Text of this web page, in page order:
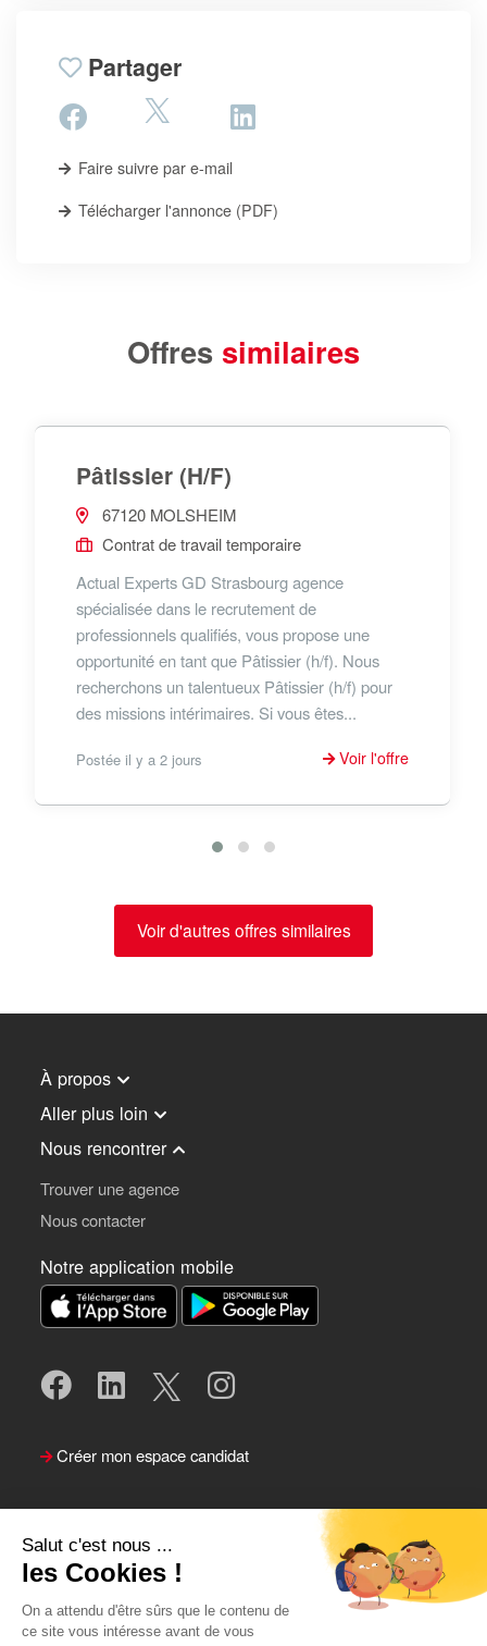
Salut c'est nous ...
les Cookies !
On a attendu d'être sûrs que le contenu de
ce site vous intéresse avant de vous
Partager
Faire suivre par e-mail
Télécharger l'annonce (PDF)
Offres similaires
Pâtissier (H/F)
67120 MOLSHEIM
Contrat de travail temporaire
Actual Experts GD Strasbourg agence
spécialisée dans le recrutement de
professionnels qualifiés, vous propose une
opportunité en tant que Pâtissier (h/f). Nous
recherchons un talentueux Pâtissier (h/f) pour
des missions intérimaires. Si vous êtes...
Postée il y a 2 jours Voir l'offre
Voir d'autres offres similaires
À propos
Aller plus loin
Nous rencontrer
Trouver une agence
Nous contacter
Notre application mobile
Créer mon espace candidat